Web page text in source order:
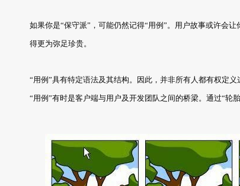
如果你是“保守派”，可能仍然记得“用例”。用户故事或许会
得更为弥足珍贵。
“用例”具有特定语法及其结构。因此，并非所有人都有权定
“用例”有时是客户端与用户及开发团队之间的桥梁。通过“轮